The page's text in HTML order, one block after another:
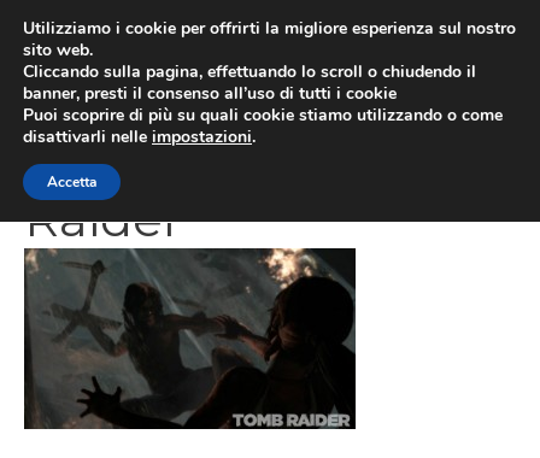
contenuto
Screenshot Tomb
Raider
Utilizziamo i cookie per offrirti la migliore esperienza sul nostro
sito web.
Cliccando sulla pagina, effettuando lo scroll o chiudendo il
banner, presti il consenso all’uso di tutti i cookie
Puoi scoprire di più su quali cookie stiamo utilizzando o come
disattivarli nelle impostazioni.
Accetta